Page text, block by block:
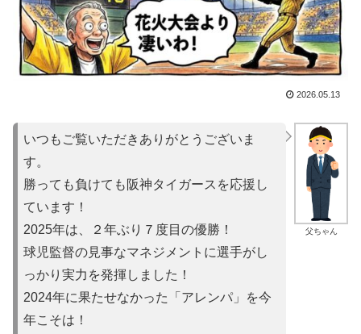
2026.05.13
父ちゃん
いつもご覧いただきありがとうございま
す。
勝っても負けても阪神タイガースを応援し
ています！
2025年は、２年ぶり７度目の優勝！
球児監督の見事なマネジメントに選手がし
っかり実力を発揮しました！
2024年に果たせなかった「アレンパ」を今
年こそは！